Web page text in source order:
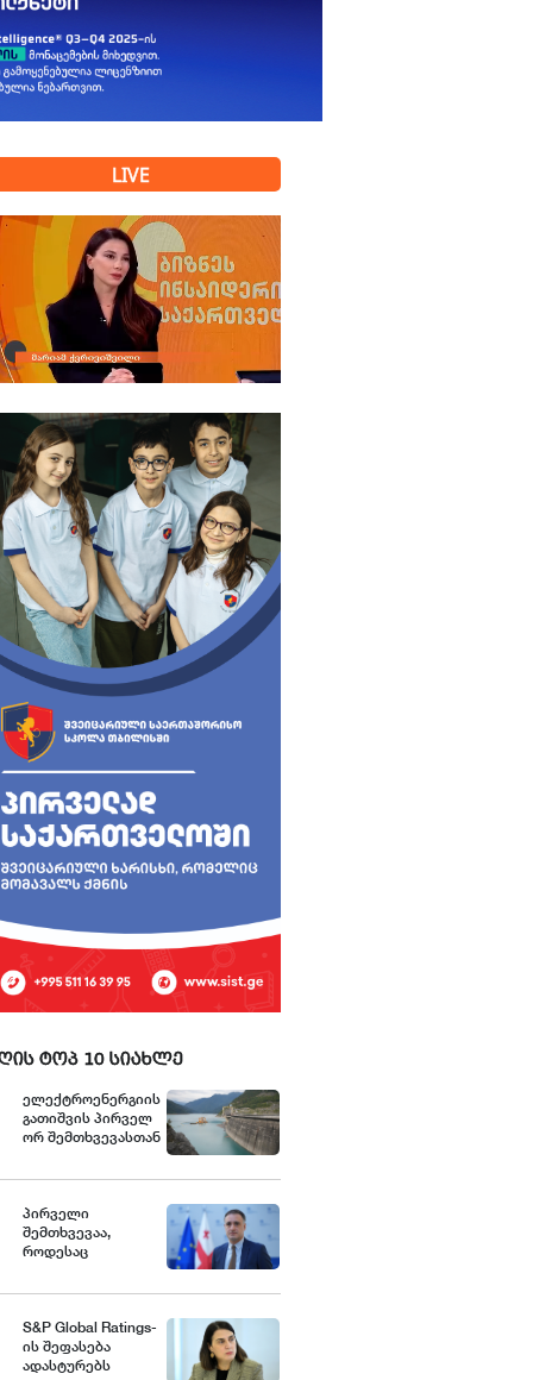
LIVE
ტოპ 10 სიახლე
ელექტროენერგიის
გათიშვის პირველ
ორ შემთხვევასთან
ში წარიმართება
ინფორმაციას
მოგვიანებით
დეტალურად
საზოგადოებას,
ჰქონდა
კონკრეტული
მიზეზი -
პირველი
შემთხვევაა,
როდესაც
ის რეიტინგში, BB
„პოზიტიური"
პერსპექტივა
მიენიჭა -
S&P Global Ratings-
ის შეფასება
ადასტურებს